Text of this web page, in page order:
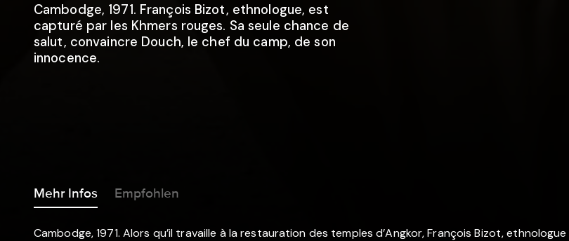
Cambodge, 1971. François Bizot, ethnologue, est
capturé par les Khmers rouges. Sa seule chance de
salut, convaincre Douch, le chef du camp, de son
innocence.
Mehr Infos Empfohlen
Cambodge, 1971. Alors qu’il travaille à la restauration des temples d’Angkor, François Bizot, ethnologue